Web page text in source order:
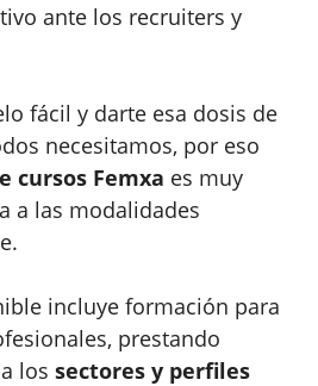
ante los recruiters y
fácil y darte esa dosis de
necesitamos, por eso
cursos Femxa es muy
a las modalidades
incluye formación para
prestando
los sectores y perfiles